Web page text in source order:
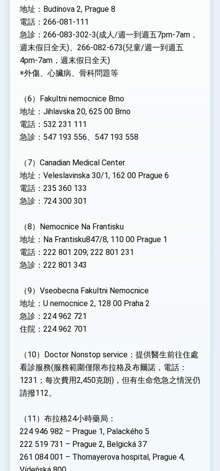
地址：Budínova 2, Prague 8
電話：266-081-111
急診：266-083-302-3(成人/週一到週五7pm-7am，
週末假日全天)、266-082-673(兒童/週一到週五
4pm-7am，週末假日全天)
※外傷、心臟病、骨科問題等
（6）Fakultni nemocnice Brno
地址：Jihlavska 20, 625 00 Brno
電話：532 231 111
急診：547 193 556、547 193 558
（7）Canadian Medical Center
地址：Veleslavinska 30/1, 162 00 Prague 6
電話：235 360 133
急診：724 300 301
（8）Nemocnice Na Frantisku
地址：Na Frantisku847/8, 110 00 Prague 1
電話：222 801 209; 222 801 231
急診：222 801 343
（9）Vseobecna Fakultni Nemocnice
地址：U nemocnice 2, 128 00 Praha 2
急診：224 962 721
住院：224 962 701
（10）Doctor Nonstop service：提供醫生前往住處
看診服務(服務範圍僅限布拉格及布爾諾，電話：
1231；每次費用2,450克朗)，但有生命危急之情況仍
請撥112。
（11）布拉格24小時藥局：
224 946 982 – Prague 1, Palackého 5
222 519 731 – Prague 2, Belgická 37
261 084 001 – Thomayerova hospital, Prague 4,